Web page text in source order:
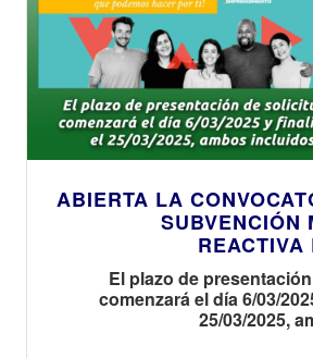
ABIERTA LA
SUBVENCIÓN
REACTIVA
El plazo de
comenzará el día 6/03/
25/03/2025,